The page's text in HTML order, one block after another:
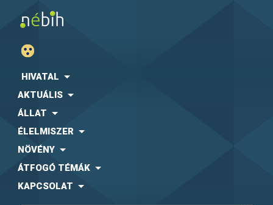
HIVATAL
AKTUÁLIS
ÁLLAT
ÉLELMISZER
NÖVÉNY
ÁTFOGÓ TÉMÁK
KAPCSOLAT